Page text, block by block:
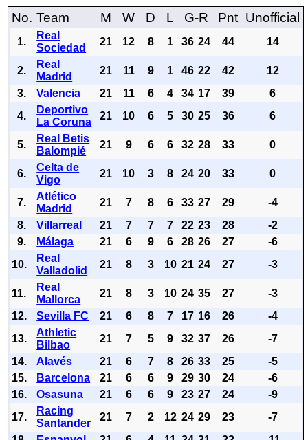
No. Team M W D L G-R Pnt Unofficial
1.
Real
Sociedad
21 12 8 1 36 24 44 14
2.
Real
Madrid
21 11 9 1 46 22 42
12
3.
Valencia 21 11 6 4 34 17 39
6
4.
Deportivo
La Coruna
21 10 6 5 30 25 36 6
5.
Real Betis
Balompié
21 9 6 6 32 28 33 0
6.
Celta de
Vigo
21 10 3 8 24 20 33 0
7.
Atlético
Madrid
21 7 8 6 33 27 29
-4
8.
Villarreal 21 7 7 7 22 23 28
-2
9.
Málaga 21 6 9 6 28 26 27
-6
10.
Real
Valladolid
21 8 3 10 21 24 27 -3
11.
Real
Mallorca
21 8 3 10 24 35 27
-3
12.
Sevilla FC 21 6 8 7 17 16 26
-4
13.
Athletic
Bilbao
21 7 5 9 32 37 26
-7
14.
Alavés 21 6 7 8 26 33 25
-5
15.
Barcelona 21 6 6 9 29 30 24
-6
16.
Osasuna 21 6 6 9 23 27 24
-9
17.
Racing
Santander
21 7 2 12 24 29 23
-7